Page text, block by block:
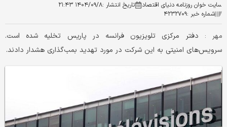
سایت خوان روزنامه دنیای اقتصاد تاریخ انتشار :۱۴۰۴/۰۹/۸ ۲۱:۴۳
شماره خبر :۴۲۳۲۷۰۹
مهر : دفتر مرکزی تلویزیون فرانسه در پاریس تخلیه شده است.
سرویس‌های امنیتی به این شرکت در مورد تهدید بمب‌گذاری هشدار دادند.